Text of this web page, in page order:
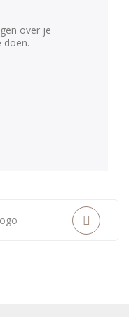
over je
doen.